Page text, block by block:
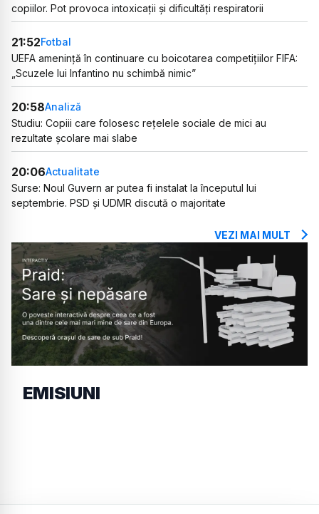
copiilor. Pot provoca intoxicații și dificultăți respiratorii
21:52Fotbal
UEFA amenință în continuare cu boicotarea competițiilor FIFA:
„Scuzele lui Infantino nu schimbă nimic”
20:58Analiză
Studiu: Copiii care folosesc rețelele sociale de mici au
rezultate școlare mai slabe
20:06Actualitate
Surse: Noul Guvern ar putea fi instalat la începutul lui
septembrie. PSD și UDMR discută o majoritate
VEZI MAI MULT
EMISIUNI